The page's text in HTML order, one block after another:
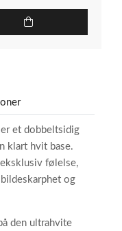
er et dobbeltsidig
klart hvit base.
følelse,
og
den ultrahvite